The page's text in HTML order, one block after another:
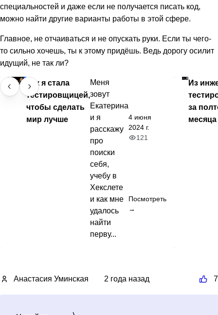
специальностей и даже если не получается писать код,
можно найти другие варианты работы в этой сфере.
Главное, не отчаиваться и не опускать руки. Если ты чего-
то сильно хочешь, ты к этому придёшь. Ведь дорогу осилит
идущий, не так ли?
Как я стала
тестировщицей,
чтобы сделать
мир лучше
Меня
зовут
Екатерина
и я
расскажу
про
поиски
себя,
учебу в
Хекслете
и как мне
удалось
найти
перву...
4 июня
2024 г.
121
Посмотреть
→
Из
за
месяца
Анастасия Уминская 2 года назад 7